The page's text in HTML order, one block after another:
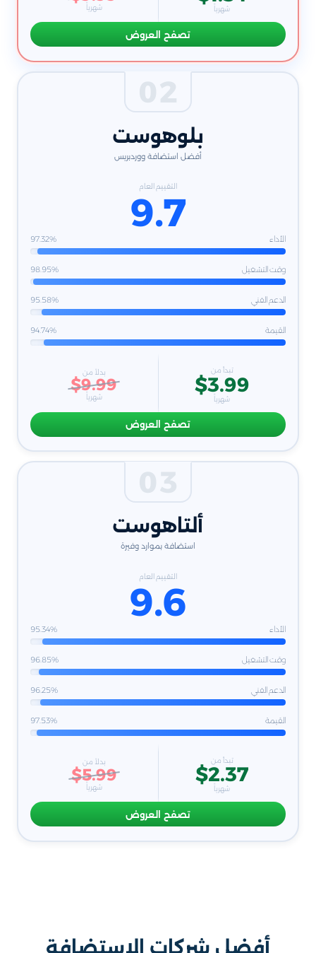
شهرياً شهرياً
تصفح العروض
02
بلوهوست
أفضل استضافة ووردبريس
التقييم العام
9.7
الأداء 97.32%
وقت التشغيل 98.95%
الدعم الفني 95.58%
القيمة 94.74%
بدلاً من
$9.99
شهرياً
تبدأ من
$3.99
شهرياً
تصفح العروض
03
ألتاهوست
استضافة بموارد وفيرة
التقييم العام
9.6
الأداء 95.34%
وقت التشغيل 96.85%
الدعم الفني 96.25%
القيمة 97.53%
بدلاً من
$5.99
شهرياً
تبدأ من
$2.37
شهرياً
تصفح العروض
أفضل شركات الاستضافة